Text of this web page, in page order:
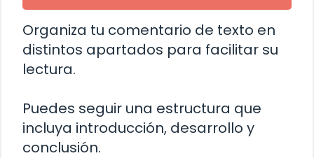
Organiza tu comentario de texto en
distintos apartados para facilitar su
lectura.
Puedes seguir una estructura que
incluya introducción, desarrollo y
conclusión.